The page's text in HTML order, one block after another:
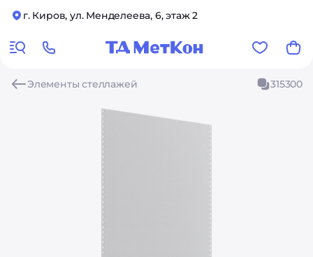
г. Киров, ул. Менделеева, 6, этаж 2
Элементы стеллажей 315300